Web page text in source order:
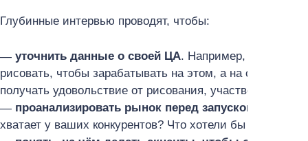
Глубинные интервью проводят, чтобы:
уточнить данные о своей ЦА. Например, вы
рисовать, чтобы зарабатывать на этом, а на самом
получать удовольствие от рисования, участвовать в
проанализировать рынок перед запуском нового
хватает у ваших конкурентов? Что хотели бы купить и